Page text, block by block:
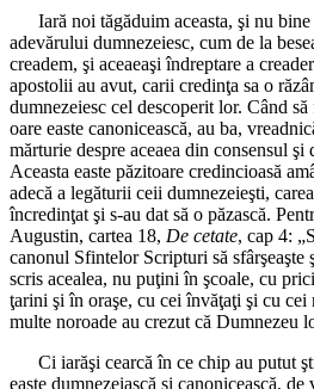
Iară noi tăgăduim aceasta, şi nu
adevărului dumnezeiesc, cum de la
creadem, şi aceaeaşi îndreptare a
apostolii au avut, carii credinţa sa o
dumnezeiesc cel descoperit lor. Când
oare easte canonicească, au ba,
mărturie despre aceaea din consensul şi
Aceasta easte păzitoare credincioasă
adecă a legăturii ceii dumnezeieşti,
încredinţat şi s-au dat să o păzască.
Augustin, cartea 18, De cetate, cap 4:
canonul Sfintelor Scripturi să sfârşeaşte
scris acealea, nu puţini în şcoale, cu
ţarini şi în oraşe, cu cei învăţaţi şi cu cei
multe noroade au crezut că Dumnezeu
Ci iarăşi cearcă în ce chip au putut
easte dumnezeiască şi canonicească, de